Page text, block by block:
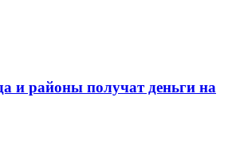
и районы получат деньги на